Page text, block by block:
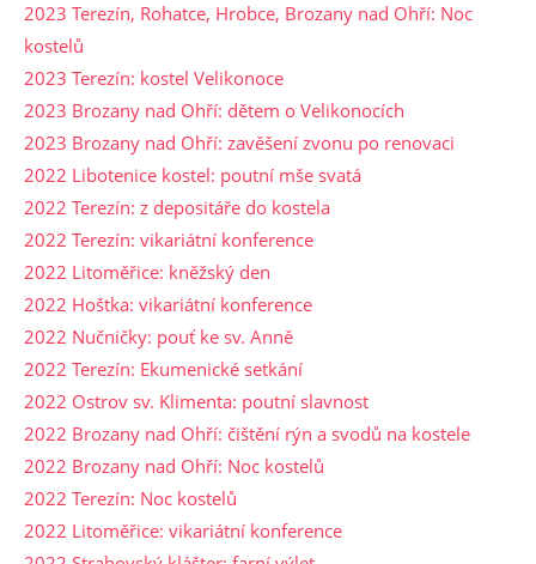
2023 Terezín, Rohatce, Hrobce, Brozany nad Ohří: Noc
kostelů
2023 Terezín: kostel Velikonoce
2023 Brozany nad Ohří: dětem o Velikonocích
2023 Brozany nad Ohří: zavěšení zvonu po renovaci
2022 Libotenice kostel: poutní mše svatá
2022 Terezín: z depositáře do kostela
2022 Terezín: vikariátní konference
2022 Litoměřice: kněžský den
2022 Hoštka: vikariátní konference
2022 Nučničky: pouť ke sv. Anně
2022 Terezín: Ekumenické setkání
2022 Ostrov sv. Klimenta: poutní slavnost
2022 Brozany nad Ohří: čištění rýn a svodů na kostele
2022 Brozany nad Ohří: Noc kostelů
2022 Terezín: Noc kostelů
2022 Litoměřice: vikariátní konference